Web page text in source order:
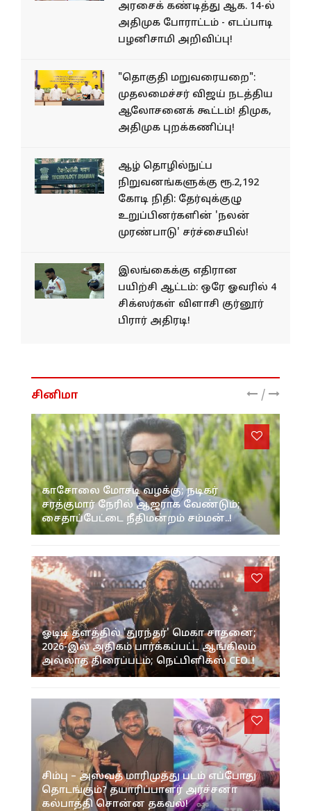
அரசைக் கண்டித்து ஆக. 14-ல்
அதிமுக போராட்டம் - எடப்பாடி
பழனிசாமி அறிவிப்பு!
"தொகுதி மறுவரையறை":
முதலமைச்சர் விஜய் நடத்திய
ஆலோசனைக் கூட்டம்! திமுக,
அதிமுக புறக்கணிப்பு!
ஆழ் தொழில்நுட்ப
நிறுவனங்களுக்கு ரூ.2,192
கோடி நிதி: தேர்வுக்குழு
உறுப்பினர்களின் 'நலன்
முரண்பாடு' சர்ச்சையில்!
இலங்கைக்கு எதிரான
பயிற்சி ஆட்டம்: ஒரே ஓவரில் 4
சிக்ஸர்கள் விளாசி குர்னூர்
பிரார் அதிரடி!
சினிமா /
காசோலை மோசடி வழக்கு; நடிகர்
சரத்குமார் நேரில் ஆஜராக வேண்டும்;
சைதாப்பேட்டை நீதிமன்றம் சம்மன்..!
ஓடிடி தளத்தில் 'துரந்தர்' மெகா சாதனை;
2026-இல் அதிகம் பார்க்கப்பட்ட ஆங்கிலம்
அல்லாத திரைப்படம்; நெட்பிளிக்ஸ் CEO..!
சிம்பு – அஸ்வத் மாரிமுத்து படம் எப்போது
தொடங்கும்? தயாரிப்பாளர் அர்ச்சனா
கல்பாத்தி சொன்ன தகவல்!